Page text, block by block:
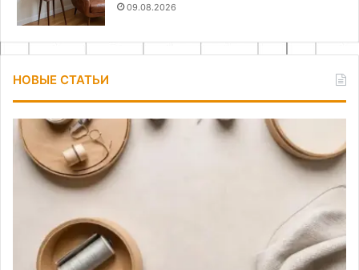
09.08.2026
НОВЫЕ СТАТЬИ